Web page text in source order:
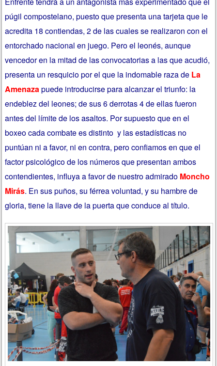
púgil compostelano, puesto que presenta una tarjeta que le
acredita 18 contiendas, 2 de las cuales se realizaron con el
entorchado nacional en juego. Pero el leonés, aunque
vencedor en la mitad de las convocatorias a las que acudió,
presenta un resquicio por el que la indomable raza de La
Amenazapuede introducirse para alcanzar el triunfo: la
endeblez del leones; de sus 6 derrotas 4 de ellas fueron
antes del límite de los asaltos. Por supuesto que en el
boxeo cada combate es distinto y las estadísticas no
puntúan ni a favor, ni en contra, pero confiamos en que el
factor psicológico de los números que presentan ambos
contendientes, influya a favor de nuestro admirado Moncho
Mirás. En sus puños, su férrea voluntad, y su hambre de
gloria, tiene la llave de la puerta que conduce al título.